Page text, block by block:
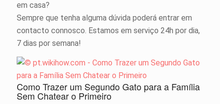
em casa?
Sempre que tenha alguma dúvida poderá entrar em
contacto connosco. Estamos em serviço 24h por dia,
7 dias por semana!
Como Trazer um Segundo Gato para a Família
Sem Chatear o Primeiro